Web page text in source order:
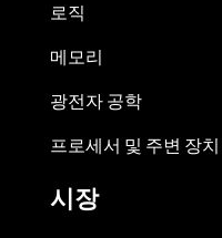
로직
메모리
광전자 공학
프로세서 및 주변 장치
시장